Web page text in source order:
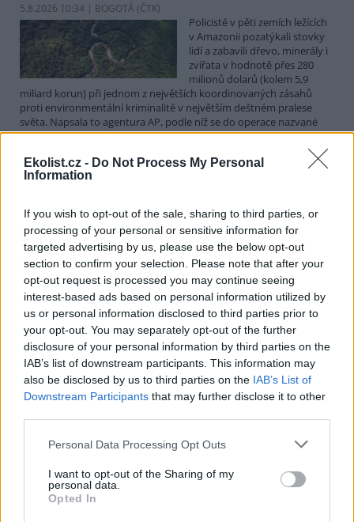
Ekolist.cz - Do Not Process My Personal
Information
If you wish to opt-out of the sale, sharing to third parties, or
processing of your personal or sensitive information for
targeted advertising by us, please use the below opt-out
section to confirm your selection. Please note that after your
opt-out request is processed you may continue seeing
interest-based ads based on personal information utilized by
us or personal information disclosed to third parties prior to
your opt-out. You may separately opt-out of the further
disclosure of your personal information by third parties on the
IAB’s list of downstream participants. This information may
also be disclosed by us to third parties on the IAB’s List of
Downstream Participants that may further disclose it to other
Personal Data Processing Opt Outs
I want to opt-out of the Sharing of my
personal data.
Opted In
5.8.2026 10:34 | BOGOTÁ (ČTK)
Policisté v pěti zemích ležících
v Amazonii pozatýkali stovky
lidí a zabavili dřevo, minerály i
zvířata v hodnotě přes 280
milionů dolarů (kolem 5,9
miliard korun) při jednom z největších koordinovaných zásahů
proti environmentální kriminalitě v největším deštném pralese
světa. Napsala to agentura AP, podle níž se do operace nazvané
Zelený štít 2026 zapojily Bolívie, Brazílie, Kolumbie, Ekvádor a Peru.
chce, aby Povodí Labe vyčistilo koryto
5.8.2026 10:26 | PARDUBICE (ČTK)
Diskuse: 1
Potok Bylanka v Pardubicích v
důsledku dlouhodobě nízkých
průtoků a suchého počasí
vyschl. Městský obvod VI chce
využít období bez vody k
vyčištění koryta, a obrátil se proto se žádostí na správce toku,
Povodí Labe. Organizace ale požadavek odmítla s tím, že údržbu
dělala už v červnu a další zásah v tuto chvíli neplánuje, zjistila ČTK.
Červený chce peníze ušetřené za rekultivaci rozdělit
5.8.2026 01:29 (ČTK)
Ministr životního prostředí
Igor Červený (Motoristé) chce